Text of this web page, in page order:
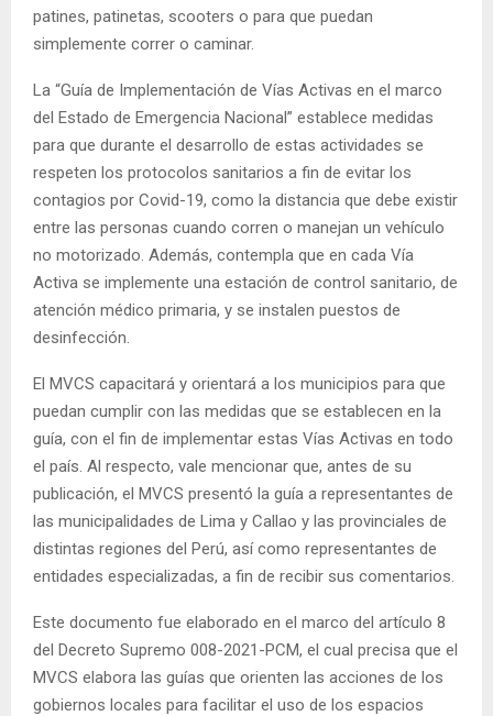
patines, patinetas, scooters o para que puedan
simplemente correr o caminar.
La “Guía de Implementación de Vías Activas en el marco
del Estado de Emergencia Nacional” establece medidas
para que durante el desarrollo de estas actividades se
respeten los protocolos sanitarios a fin de evitar los
contagios por Covid-19, como la distancia que debe existir
entre las personas cuando corren o manejan un vehículo
no motorizado. Además, contempla que en cada Vía
Activa se implemente una estación de control sanitario, de
atención médico primaria, y se instalen puestos de
desinfección.
El MVCS capacitará y orientará a los municipios para que
puedan cumplir con las medidas que se establecen en la
guía, con el fin de implementar estas Vías Activas en todo
el país. Al respecto, vale mencionar que, antes de su
publicación, el MVCS presentó la guía a representantes de
las municipalidades de Lima y Callao y las provinciales de
distintas regiones del Perú, así como representantes de
entidades especializadas, a fin de recibir sus comentarios.
Este documento fue elaborado en el marco del artículo 8
del Decreto Supremo 008-2021-PCM, el cual precisa que el
MVCS elabora las guías que orienten las acciones de los
gobiernos locales para facilitar el uso de los espacios